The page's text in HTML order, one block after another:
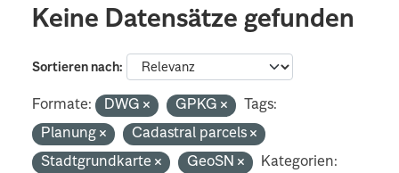
Keine Datensätze gefunden
Sortieren nach
Formate: DWG GPKG
Tags:
Planung
Cadastral parcels
Stadtgrundkarte
GeoSN
Kategorien: